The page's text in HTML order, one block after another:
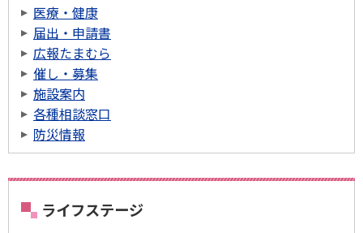
医療・健康
届出・申請書
広報たまむら
催し・募集
施設案内
各種相談窓口
防災情報
ライフステージ